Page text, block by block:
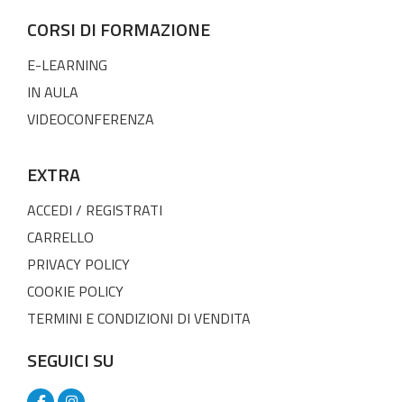
CORSI DI FORMAZIONE
E-LEARNING
IN AULA
VIDEOCONFERENZA
EXTRA
ACCEDI / REGISTRATI
CARRELLO
PRIVACY POLICY
COOKIE POLICY
TERMINI E CONDIZIONI DI VENDITA
SEGUICI SU